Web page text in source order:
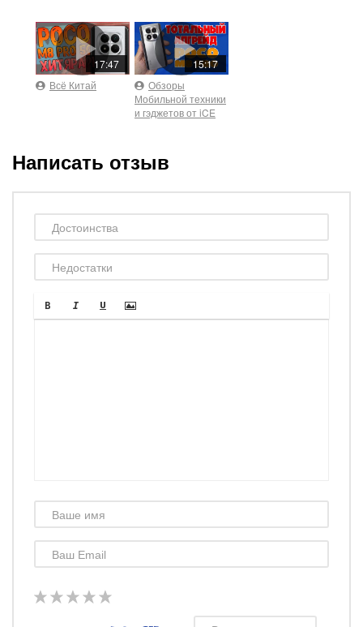
17:47
Всё Китай
15:17
Обзоры
Мобильной техники
и гэджетов от iCE
Написать отзыв